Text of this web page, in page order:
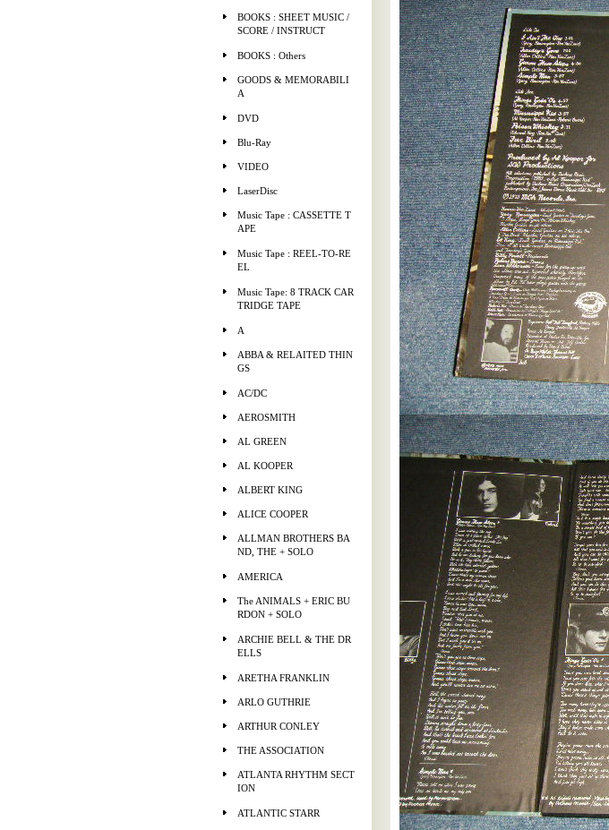
BOOKS : SHEET MUSIC /
SCORE / INSTRUCT
BOOKS : Others
GOODS & MEMORABILI
A
DVD
Blu-Ray
VIDEO
LaserDisc
Music Tape : CASSETTE T
APE
Music Tape : REEL-TO-RE
EL
Music Tape: 8 TRACK CAR
TRIDGE TAPE
A
ABBA & RELAITED THIN
GS
AC/DC
AEROSMITH
AL GREEN
AL KOOPER
ALBERT KING
ALICE COOPER
ALLMAN BROTHERS BA
ND, THE + SOLO
AMERICA
The ANIMALS + ERIC BU
RDON + SOLO
ARCHIE BELL & THE DR
ELLS
ARETHA FRANKLIN
ARLO GUTHRIE
ARTHUR CONLEY
THE ASSOCIATION
ATLANTA RHYTHM SECT
ION
ATLANTIC STARR